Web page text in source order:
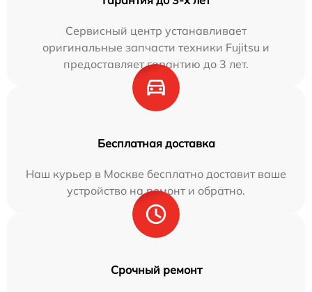
Сервисный центр устанавливает
оригинальные запчасти техники Fujitsu и
предоставляет гарантию до 3 лет.
Бесплатная доставка
Наш курьер в Москве бесплатно доставит ваше
устройство на ремонт и обратно.
Срочный ремонт